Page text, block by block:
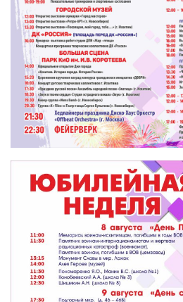
МБУ Дом культуры «Молодость»
МБУ Дом культуры «Октябрь»
МБОУ ДО «Детская школа
МБОУ ДО «Детская музыкальная
МБУК «Искитимский городской
музей»
МБУ Парк культуры и отдыха им.
МБУК «Централизованная
ДК «Россия»
Независимая оценка качества
Контакты